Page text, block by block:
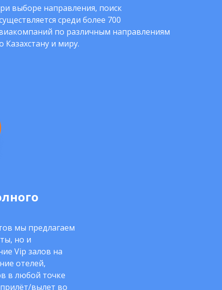
выборе направления, поиск
среди более 700
по различным направлениям
Казахстану и миру.
мы предлагаем
но и
Vip залов на
отелей,
в любой точке
вылет во